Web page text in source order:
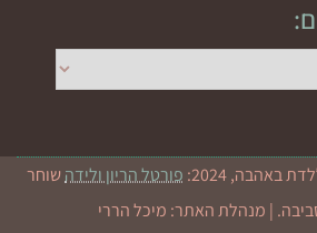
באהבה, 2024: פורטל הריון ולידהשוחר
| מנהלת האתר: מיכל הררי